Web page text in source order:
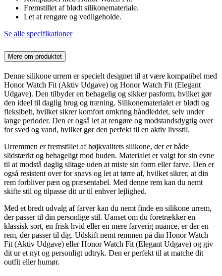
Fremstillet af blødt silikonemateriale.
Let at rengøre og vedligeholde.
Se alle specifikationer
Mere om produktet
Denne silikone urrem er specielt designet til at være kompatibel med
Honor Watch Fit (Aktiv Udgave) og Honor Watch Fit (Elegant
Udgave). Den tilbyder en behagelig og sikker pasform, hvilket gør
den ideel til daglig brug og træning. Silikonematerialet er blødt og
fleksibelt, hvilket sikrer komfort omkring håndleddet, selv under
lange perioder. Den er også let at rengøre og modstandsdygtig over
for sved og vand, hvilket gør den perfekt til en aktiv livsstil.
Urremmen er fremstillet af højkvalitets silikone, der er både
slidstærkt og behageligt mod huden. Materialet er valgt for sin evne
til at modstå daglig slitage uden at miste sin form eller farve. Den er
også resistent over for snavs og let at tørre af, hvilket sikrer, at din
rem forbliver pæn og præsentabel. Med denne rem kan du nemt
skifte stil og tilpasse dit ur til enhver lejlighed.
Med et bredt udvalg af farver kan du nemt finde en silikone urrem,
der passer til din personlige stil. Uanset om du foretrækker en
klassisk sort, en frisk hvid eller en mere farverig nuance, er der en
rem, der passer til dig. Udskift nemt remmen på din Honor Watch
Fit (Aktiv Udgave) eller Honor Watch Fit (Elegant Udgave) og giv
dit ur et nyt og personligt udtryk. Den er perfekt til at matche dit
outfit eller humør.